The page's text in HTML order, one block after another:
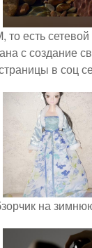
то есть
с создание
в соц
на